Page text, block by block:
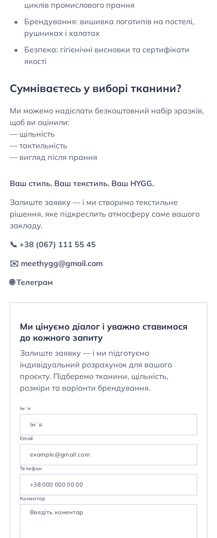
циклів промислового прання
Брендування: вишивка логотипів на постелі,
рушниках і халатах
Безпека: гігієнічні висновки та сертифікати
якості
Сумніваєтесь у виборі тканини?
Ми можемо надіслати безкоштовний набір зразків,
щоб ви оцінили:
— щільність
— тактильність
— вигляд після прання
Ваш стиль. Ваш текстиль. Ваш HYGG.
Залиште заявку — і ми створимо текстильне
рішення, яке підкреслить атмосферу саме вашого
закладу.
📞 +38 (067) 111 55 45
✉️ meethygg@gmail.com
🌐Телеграм
Ми цінуємо діалог і уважно ставимося
до кожного запиту
Залиште заявку — і ми підготуємо
індивідуальний розрахунок для вашого
проєкту. Підберемо тканини, щільність,
розміри та варіанти брендування.
Ім`я
Email
Телефон
Коментар